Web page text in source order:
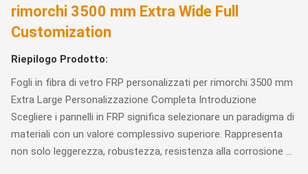
rimorchi 3500 mm Extra Wide Full
Customization
Riepilogo Prodotto:
Fogli in fibra di vetro FRP personalizzati per rimorchi 3500 mm
Extra Large Personalizzazione Completa Introduzione
Scegliere i pannelli in FRP significa selezionare un paradigma di
materiali con un valore complessivo superiore. Rappresenta
non solo leggerezza, robustezza, resistenza alla corrosione ...